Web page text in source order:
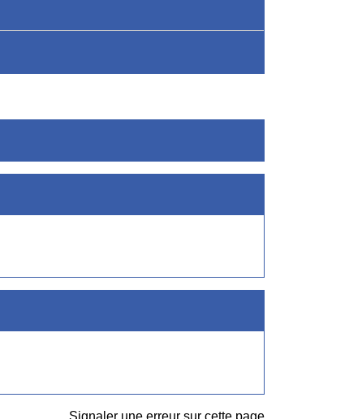
Signaler une erreur sur cette page